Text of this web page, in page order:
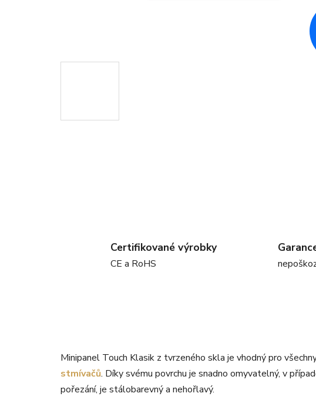
Certifikované výrobky
CE a RoHS
Minipanel Touch Klasik z tvrzeného skla je vhodný pro
stmívačů. Díky svému povrchu je snadno omyvatelný, v
pořezání, je stálobarevný a nehořlavý.